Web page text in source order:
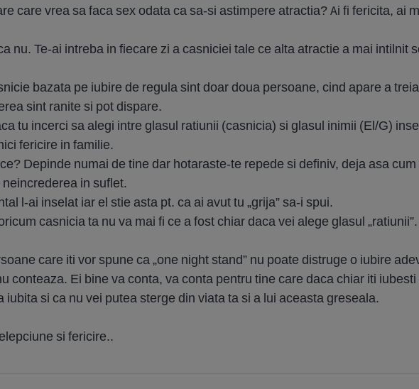
care vrea sa faca sex odata ca sa-si astimpere atractia? Ai fi fericita, ai
nu. Te-ai intreba in fiecare zi a casniciei tale ce alta atractie a mai intilnit
bazata pe iubire de regula sint doar doua persoane, cind apare a
sint ranite si pot dispare.
tu incerci sa alegi intre glasul ratiunii (casnicia) si glasul inimii (El/G)
fericire in familie.
Depinde numai de tine dar hotaraste-te repede si definiv, deja asa
in suflet.
l-ai inselat iar el stie asta pt. ca ai avut tu „grija” sa-i spui.
casnicia ta nu va mai fi ce a fost chiar daca vei alege glasul „ratiunii”.
care iti vor spune ca „one night stand” nu poate distruge o iubire
conteaza. Ei bine va conta, va conta pentru tine care daca chiar iti
iubita si ca nu vei putea sterge din viata ta si a lui aceasta greseala.
si fericire..